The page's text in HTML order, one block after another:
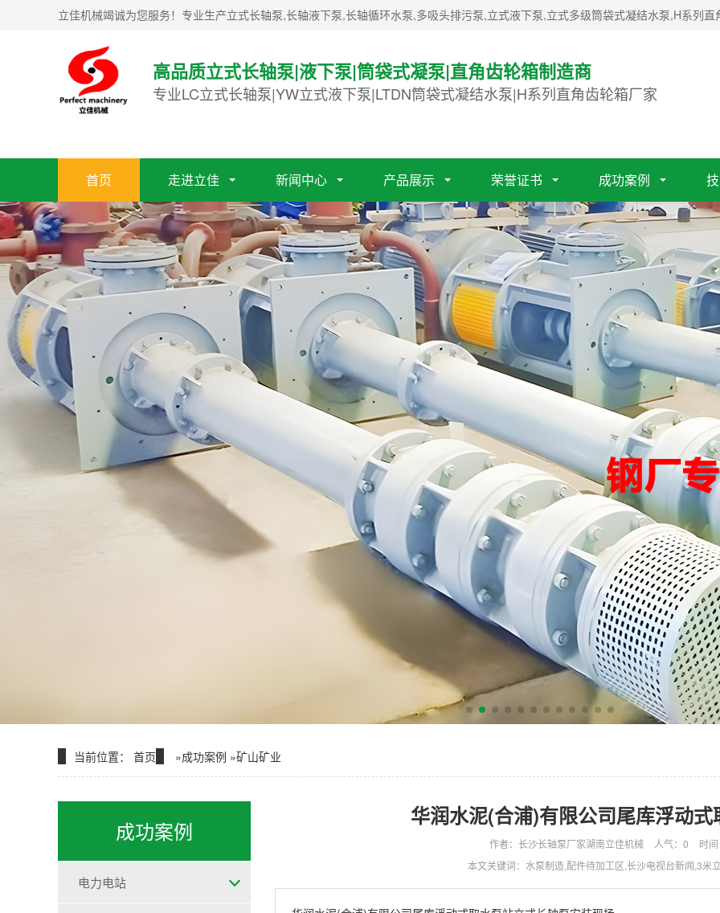
立佳机械竭诚为您服务！专业生产立式长轴泵,长轴液下泵,长轴循环水泵,多吸头排污泵,立式液下泵,立式多级筒袋式凝结水泵,H系列直
高品质立式长轴泵|液下泵|筒袋式凝泵|直角齿轮箱制造商
专业LC立式长轴泵|YW立式液下泵|LTDN筒袋式凝结水泵|H系列直角齿轮箱厂家
首页 走进立佳 新闻中心 产品展示 荣誉证书 成功案例
当前位置： 首页 »成功案例 »矿山矿业
成功案例
电力电站
华润水泥(合浦)有限公司尾库浮动
作者：长沙长轴泵厂家湖南立佳机械 人气： 0
时
本文关键词：水泵制造,配件待加工区,长沙电视台新闻,3米